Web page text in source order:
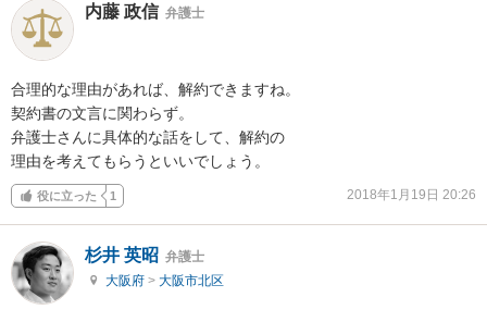
内藤 政信 弁護士
合理的な理由があれば、解約できますね。
契約書の文言に関わらず。
弁護士さんに具体的な話をして、解約の
理由を考えてもらうといいでしょう。
役に立った 1 2018年1月19日 20:26
杉井 英昭 弁護士
大阪府 > 大阪市北区